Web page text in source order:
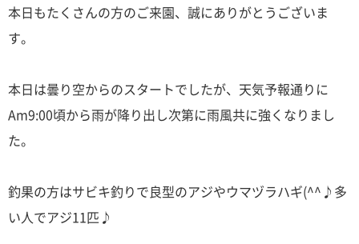
本日もたくさんの方のご来園、誠にありがとうございま
す。
本日は曇り空からのスタートでしたが、天気予報通りに
Am9:00頃から雨が降り出し次第に雨風共に強くなりまし
た。
釣果の方はサビキ釣りで良型のアジやウマヅラハギ(^^♪多
い人でアジ11匹♪